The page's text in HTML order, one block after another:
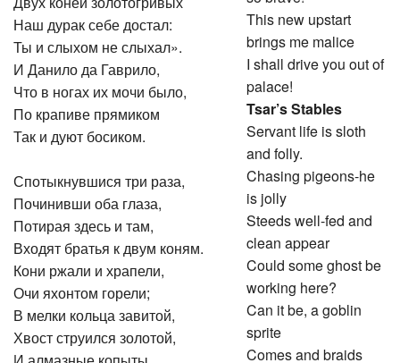
Наш дурак себе достал:
Ты и слыхом не слыхал».
И Данило да Гаврило,
Что в ногах их мочи было,
По крапиве прямиком
Так и дуют босиком.
Спотыкнувшися три раза,
Починивши оба глаза,
Потирая здесь и там,
Входят братья к двум коням.
Кони ржали и храпели,
Очи яхонтом горели;
В мелки кольца завитой,
Хвост струился золотой,
This new upstart
brings me malice
I shall drive you out of
palace!
Tsar’s Stables
Servant life is sloth
and folly.
Chasing pigeons-he
is jolly
Steeds well-fed and
clean appear
Could some ghost be
working here?
Can it be, a goblin
sprite
Comes and braids